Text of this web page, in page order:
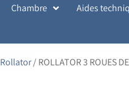
Chambre
Aides
Rollator/ ROLLATOR 3 ROUES